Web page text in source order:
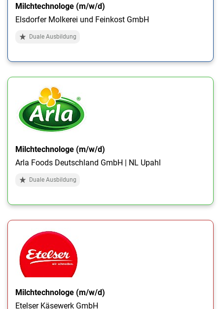
Milchtechnologe (m/w/d)
Elsdorfer Molkerei und Feinkost GmbH
Duale Ausbildung
Milchtechnologe (m/w/d)
Arla Foods Deutschland GmbH | NL Upahl
Duale Ausbildung
Milchtechnologe (m/w/d)
Etelser Käsewerk GmbH